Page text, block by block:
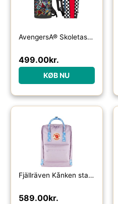
AvengersÂ® Skoletaske Sort
499.00kr.
KØB NU
Fjällräven Kånken standard-pastel lavender / confetti pattern – Skoletasker / -rygsække
589.00kr.